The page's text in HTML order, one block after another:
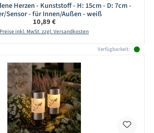
Herzen - Kunststoff - H: 15cm - D: 7cm -
Sensor - für Innen/Außen - weiß
Regulärer Preis:
10,89 €
Preise inkl. MwSt. zzgl. Versandkosten
Verfügbarkeit: